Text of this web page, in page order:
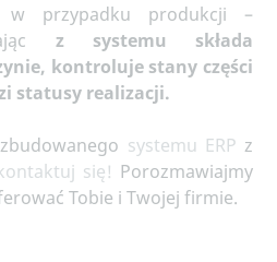
w przypadku produkcji –
z systemu składa
kontroluje stany części
statusy realizacji.
systemu ERP z
się! Porozmawiajmy
Tobie i Twojej firmie.